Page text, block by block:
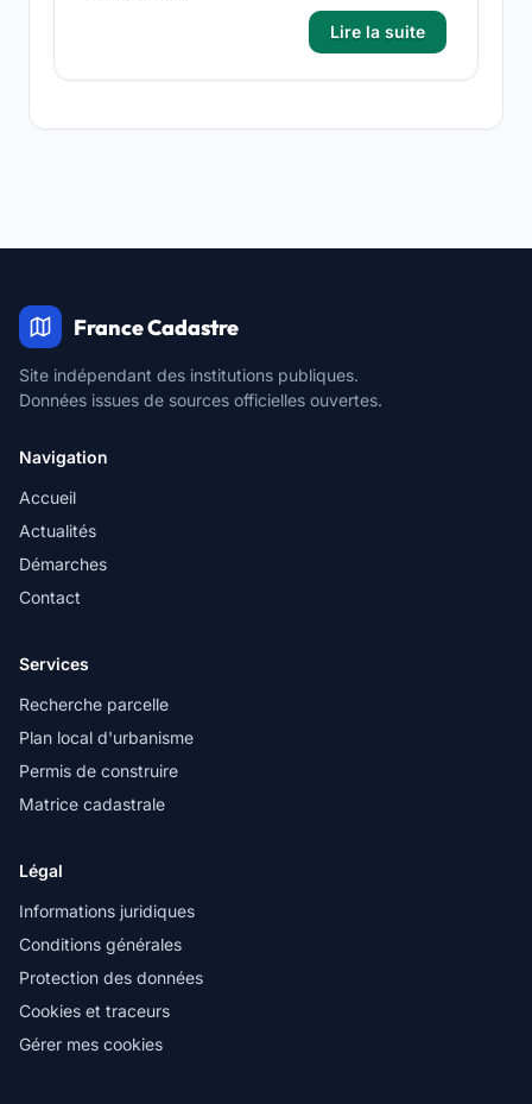
Lire la suite
France Cadastre
Site indépendant des institutions publiques.
Données issues de sources officielles ouvertes.
Navigation
Accueil
Actualités
Démarches
Contact
Services
Recherche parcelle
Plan local d'urbanisme
Permis de construire
Matrice cadastrale
Légal
Informations juridiques
Conditions générales
Protection des données
Cookies et traceurs
Gérer mes cookies